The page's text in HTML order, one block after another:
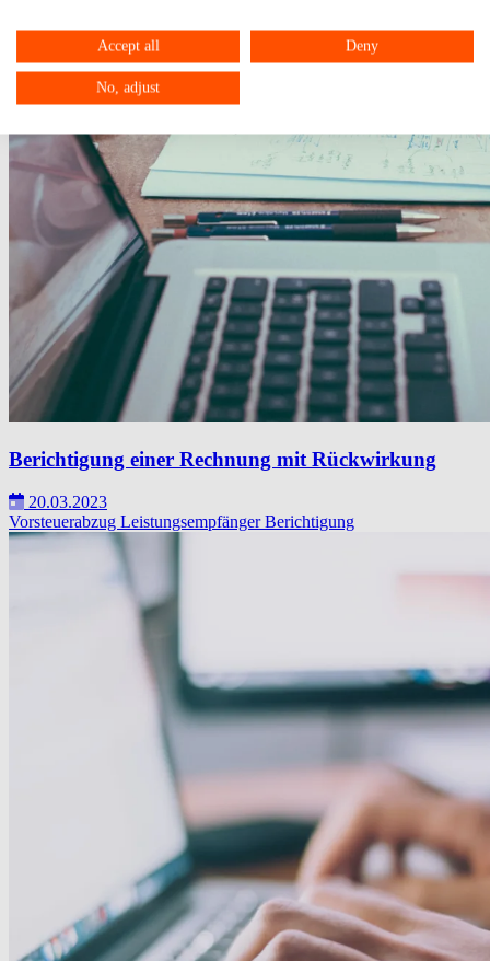
Berichtigung einer Rechnung mit Rückwirkung
20.03.2023
Vorsteuerabzug LeistungsempfängerBerichtigung
Accept all Deny
No, adjust